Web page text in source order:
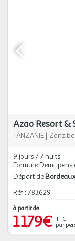
Azao Resort &
TANZANIE |
9 jours / 7 nuits
Formule Demi-
Départ de
Réf : 783629
à partir de
1 179€ TTC
par